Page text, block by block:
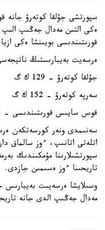
سپورتشى جۇلقا كوتەرۋ جانە
ەكى التىن مەدال جەڭىپ
قورىتىندىسى بويىنشا ەكى
ەرسەيت بەيبارىستىڭ
جۇلقا كوتەرۋ - 129 ك گ
سەرپە كوتەرۋ - 152 ك گ
قوس سايىس قورىتىندىسى - 281 ك گ
سەنىمدى ونەر كورسەتكەن
اتلەتى اتانىپ، ءوز سالماق
سپورتشىلارىنا مۇمكىندىك
تاريحىنا ءوز ەسىمىن جازدى.
وسىلايشا ەرسەيىت
مەدال جەڭىپ الدى جانە